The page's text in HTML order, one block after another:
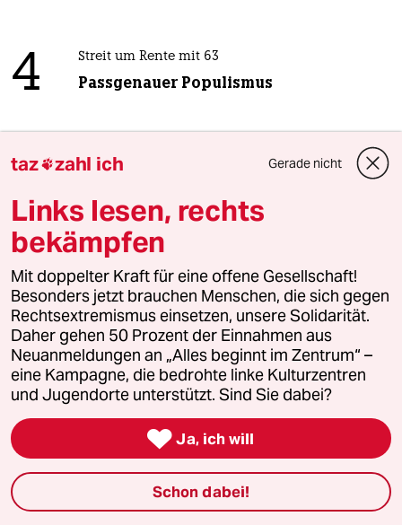
4 Streit um Rente mit 63
Passgenauer Populismus
5 Linken-Politikerin von Angern zur Rente
6 Ungleichbehandlung im Abstammungsrecht
Familien ohne Cis-Mann wird es
schwer gemacht
taz
Folgen Sie uns
Ressorts
taz zahl ich Gerade nicht
Links lesen, rechts
bekämpfen
Mit doppelter Kraft für eine offene Gesellschaft!
Besonders jetzt brauchen Menschen, die sich gegen
Rechtsextremismus einsetzen, unsere Solidarität.
Daher gehen 50 Prozent der Einnahmen aus
Neuanmeldungen an „Alles beginnt im Zentrum“ –
eine Kampagne, die bedrohte linke Kulturzentren
und Jugendorte unterstützt. Sind Sie dabei?
 Ja, ich will
Schon dabei!